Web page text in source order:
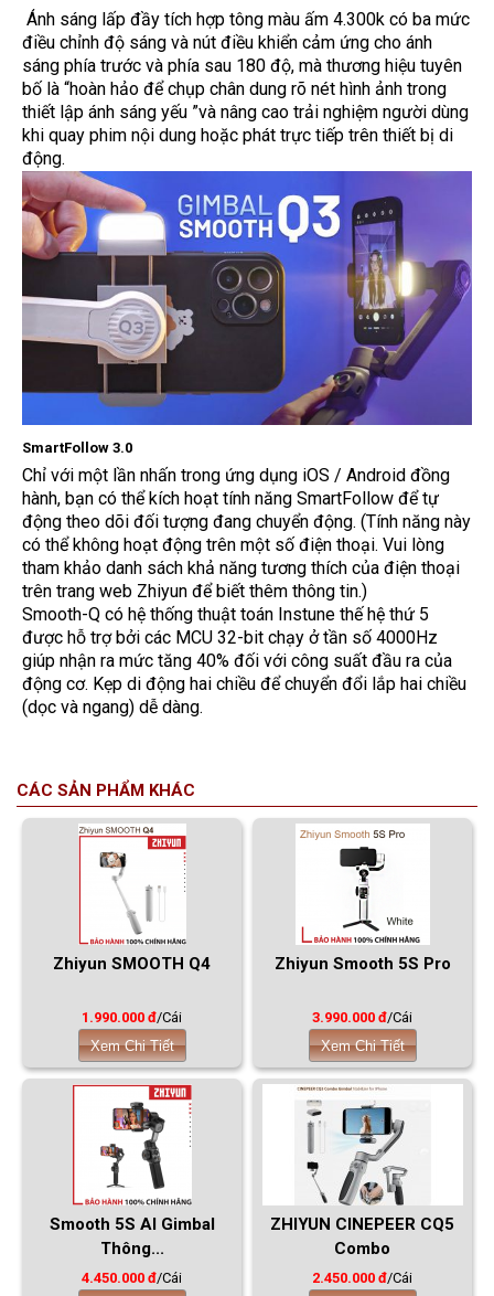
Ánh sáng lấp đầy tích hợp tông màu ấm 4.300k có ba mức
điều chỉnh độ sáng và nút điều khiển cảm ứng cho ánh
sáng phía trước và phía sau 180 độ, mà thương hiệu tuyên
bố là “hoàn hảo để chụp chân dung rõ nét hình ảnh trong
thiết lập ánh sáng yếu ”và nâng cao trải nghiệm người dùng
khi quay phim nội dung hoặc phát trực tiếp trên thiết bị di
động.
SmartFollow 3.0
Chỉ với một lần nhấn trong ứng dụng iOS / Android đồng
hành, bạn có thể kích hoạt tính năng SmartFollow để tự
động theo dõi đối tượng đang chuyển động. (Tính năng này
có thể không hoạt động trên một số điện thoại. Vui lòng
tham khảo danh sách khả năng tương thích của điện thoại
trên trang web Zhiyun để biết thêm thông tin.)
Smooth-Q có hệ thống thuật toán Instune thế hệ thứ 5
được hỗ trợ bởi các MCU 32-bit chạy ở tần số 4000Hz
giúp nhận ra mức tăng 40% đối với công suất đầu ra của
động cơ. Kẹp di động hai chiều để chuyển đổi lắp hai chiều
(dọc và ngang) dễ dàng.
CÁC SẢN PHẨM KHÁC
Zhiyun SMOOTH Q4
1.990.000 đ/Cái
Xem Chi Tiết
Zhiyun Smooth 5S Pro
3.990.000 đ/Cái
Xem Chi Tiết
Smooth 5S AI Gimbal
Thông...
4.450.000 đ/Cái
ZHIYUN CINEPEER CQ5
Combo
2.450.000 đ/Cái